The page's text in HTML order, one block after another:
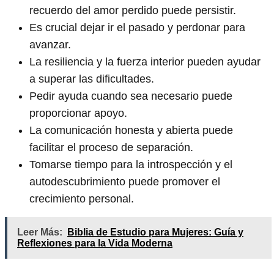
recuerdo del amor perdido puede persistir.
Es crucial dejar ir el pasado y perdonar para
avanzar.
La resiliencia y la fuerza interior pueden ayudar
a superar las dificultades.
Pedir ayuda cuando sea necesario puede
proporcionar apoyo.
La comunicación honesta y abierta puede
facilitar el proceso de separación.
Tomarse tiempo para la introspección y el
autodescubrimiento puede promover el
crecimiento personal.
Leer Más:
Biblia de Estudio para Mujeres: Guía y
Reflexiones para la Vida Moderna